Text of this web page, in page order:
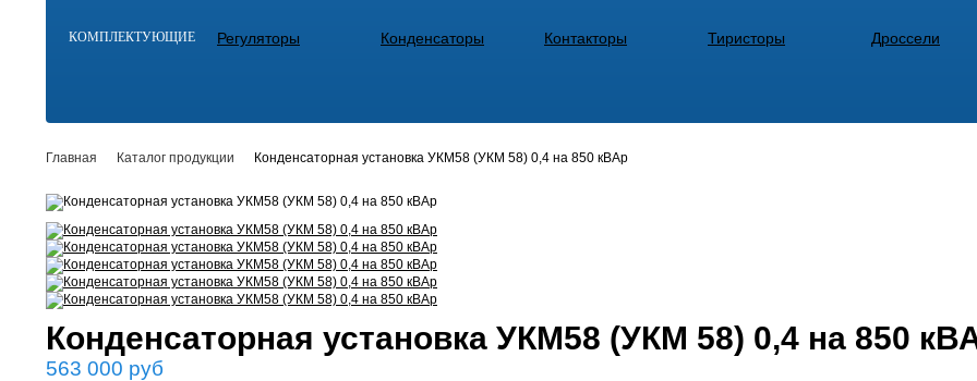
КОМПЛЕКТУЮЩИЕ Регуляторы Конденсаторы Контакторы Тиристоры Дроссели
Главная Каталог продукции Конденсаторная установка УКМ58 (УКМ 58) 0,4 на 850 кВАр
Конденсаторная установка УКМ58 (УКМ 58) 0,4 на 850
563 000 руб